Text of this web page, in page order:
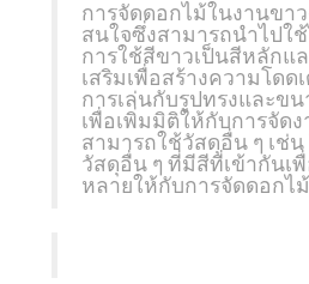
การจัดดอกไม้ในงานขา
สนใจซึ่งสามารถนำไปใ
การใช้สีขาวเป็นสีหลักแ
เสริมเพื่อสร้างความโดด
การเล่นกับรูปทรงและข
เพื่อเพิ่มมิติให้กับการจัด
สามารถใช้วัสดุอื่น ๆ เช่น
วัสดุอื่น ๆ ที่มีสีที่เข้ากันเ
หลายให้กับการจัดดอกไม้